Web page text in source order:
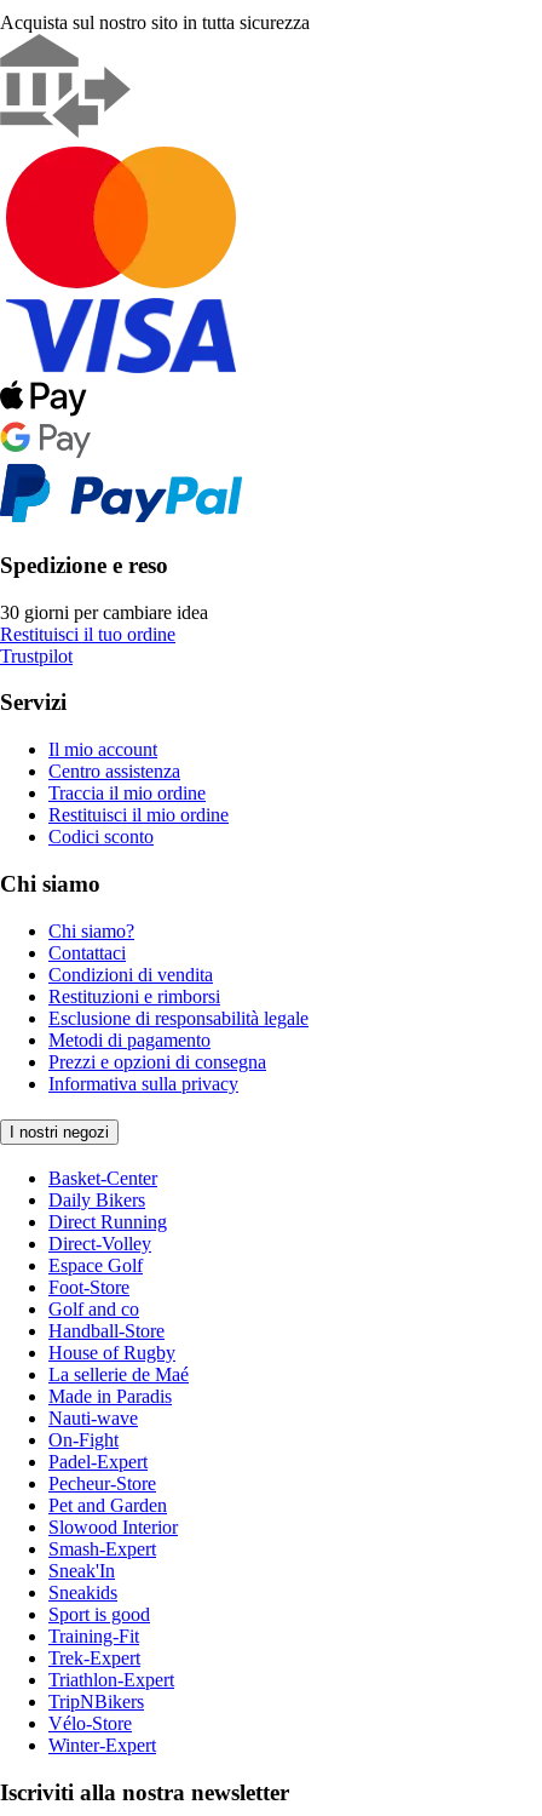
Acquista sul nostro sito in tutta sicurezza
Spedizione e reso
30 giorni per cambiare idea
Restituisci il tuo ordine
Trustpilot
Servizi
Il mio account
Centro assistenza
Traccia il mio ordine
Restituisci il mio ordine
Codici sconto
Chi siamo
Chi siamo?
Contattaci
Condizioni di vendita
Restituzioni e rimborsi
Esclusione di responsabilità legale
Metodi di pagamento
Prezzi e opzioni di consegna
Informativa sulla privacy
I nostri negozi
Basket-Center
Daily Bikers
Direct Running
Direct-Volley
Espace Golf
Foot-Store
Golf and co
Handball-Store
House of Rugby
La sellerie de Maé
Made in Paradis
Nauti-wave
On-Fight
Padel-Expert
Pecheur-Store
Pet and Garden
Slowood Interior
Smash-Expert
Sneak'In
Sneakids
Sport is good
Training-Fit
Trek-Expert
Triathlon-Expert
TripNBikers
Vélo-Store
Winter-Expert
Iscriviti alla nostra newsletter